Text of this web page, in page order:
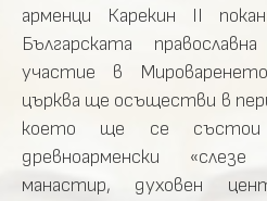
арменци Карекин ІІ
Българската
участие в
църква ще осъществи в
което ще се
древноарменски
манастир, духовен